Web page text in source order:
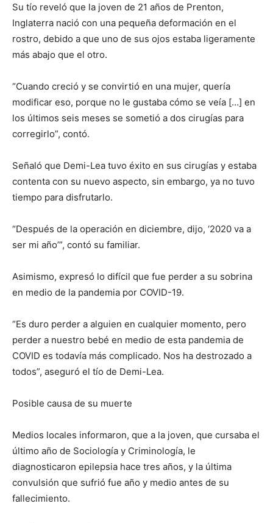
Su tío reveló que la joven de 21 años de Prenton,
Inglaterra nació con una pequeña deformación en el
rostro, debido a que uno de sus ojos estaba ligeramente
más abajo que el otro.
“Cuando creció y se convirtió en una mujer, quería
modificar eso, porque no le gustaba cómo se veía […] en
los últimos seis meses se sometió a dos cirugías para
corregirlo”, contó.
Señaló que Demi-Lea tuvo éxito en sus cirugías y estaba
contenta con su nuevo aspecto, sin embargo, ya no tuvo
tiempo para disfrutarlo.
“Después de la operación en diciembre, dijo, ‘2020 va a
ser mi año’”, contó su familiar.
Asimismo, expresó lo difícil que fue perder a su sobrina
en medio de la pandemia por COVID-19.
“Es duro perder a alguien en cualquier momento, pero
perder a nuestro bebé en medio de esta pandemia de
COVID es todavía más complicado. Nos ha destrozado a
todos”, aseguró el tío de Demi-Lea.
Posible causa de su muerte
Medios locales informaron, que a la joven, que cursaba el
último año de Sociología y Criminología, le
diagnosticaron epilepsia hace tres años, y la última
convulsión que sufrió fue año y medio antes de su
fallecimiento.